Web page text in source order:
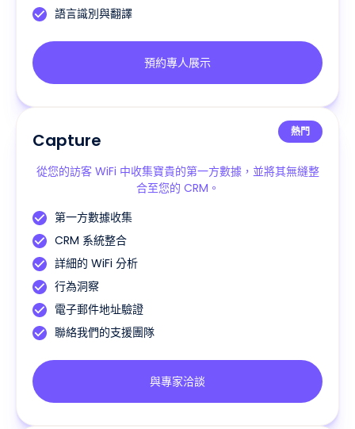
語言識別與翻譯
預約專人展示
Capture 熱門
從您的訪客 WiFi 中收集寶貴的第一方數據，並將其無縫整
合至您的 CRM。
第一方數據收集
CRM 系統整合
詳細的 WiFi 分析
行為洞察
電子郵件地址驗證
聯絡我們的支援團隊
與專家洽談